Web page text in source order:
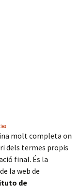
molt completa on
dels termes propis
final. És la
la web de
de